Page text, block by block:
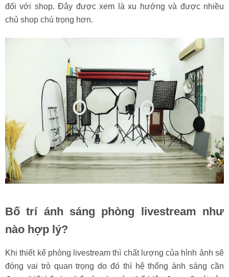
đối với shop. Đây được xem là xu hướng và được nhiều
chủ shop chú trọng hơn.
Bố trí ánh sáng phòng livestream như
nào hợp lý?
Khi thiết kế phòng livestream thì chất lượng của hình ảnh sẽ
đóng vai trò quan trọng do đó thì hệ thống ánh sáng cần